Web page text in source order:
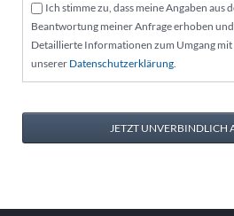
Ich stimme zu, dass meine Angaben
Beantwortung meiner Anfrage erhoben
Detaillierte Informationen zum Umgang
unserer Datenschutzerklärung.
JETZT UNVERBINDLICH